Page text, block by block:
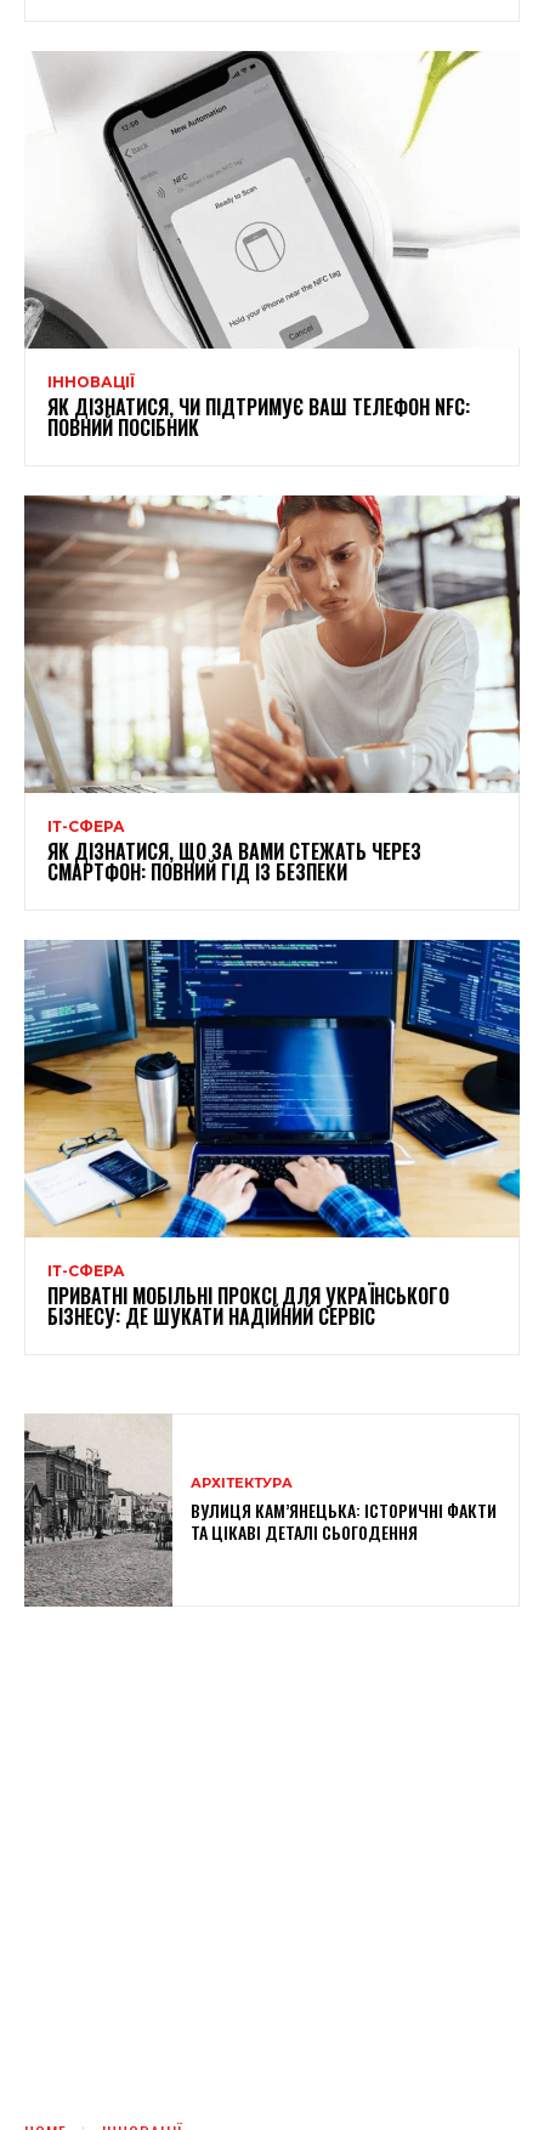
ІННОВАЦІЇ
ЯК ДІЗНАТИСЯ, ЧИ ПІДТРИМУЄ ВАШ ТЕЛЕФОН NFC:
ПОВНИЙ ПОСІБНИК
ІТ-СФЕРА
ЯК ДІЗНАТИСЯ, ЩО ЗА ВАМИ СТЕЖАТЬ ЧЕРЕЗ
СМАРТФОН: ПОВНИЙ ГІД ІЗ БЕЗПЕКИ
ІТ-СФЕРА
ПРИВАТНІ МОБІЛЬНІ ПРОКСІ ДЛЯ УКРАЇНСЬКОГО
БІЗНЕСУ: ДЕ ШУКАТИ НАДІЙНИЙ СЕРВІС
АРХІТЕКТУРА
ВУЛИЦЯ КАМ’ЯНЕЦЬКА: ІСТОРИЧНІ ФАКТИ
ТА ЦІКАВІ ДЕТАЛІ СЬОГОДЕННЯ